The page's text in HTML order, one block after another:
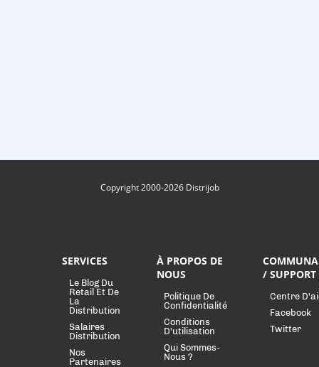
Copyright 2000-2026 Distrijob
SERVICES
Le Blog Du
Retail Et De
La
Distribution
Salaires
Distribution
Nos
Partenaires
À PROPOS DE
NOUS
Politique De
Confidentialité
Conditions
D'utilisation
Qui Sommes-
Nous ?
/ SUPPORT
Centre
Facebook
Twitter